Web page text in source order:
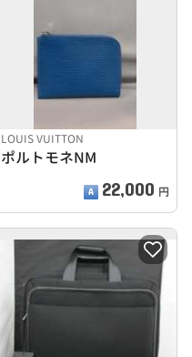
LOUIS VUITTON
ポルトモネNM
22,000 円